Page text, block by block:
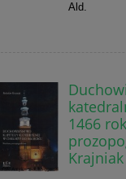
Ald.
1466
Krajniak